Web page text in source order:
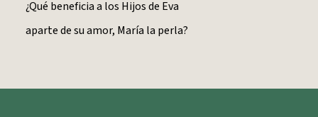
¿Qué beneficia a los Hijos de Eva
aparte de su amor, María la perla?